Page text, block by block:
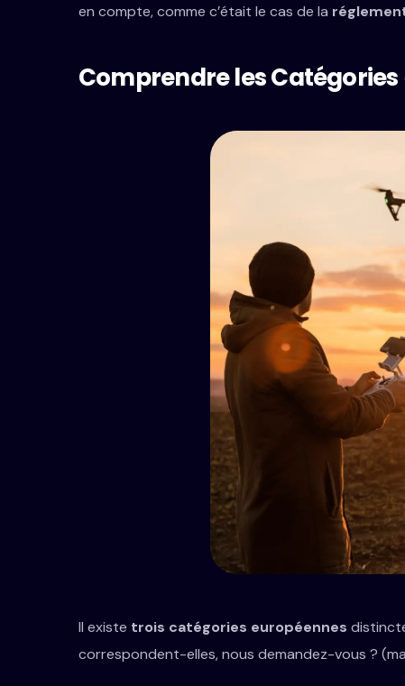
en compte, comme c’était le cas de la
Comprendre les Catégories
Il existe trois catégories européennes
correspondent-elles, nous demandez-vous ?